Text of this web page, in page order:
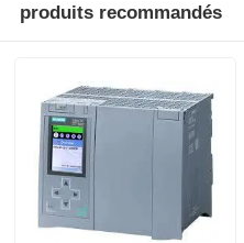
À propos de nous
Visite de l'usine
produits recommandés